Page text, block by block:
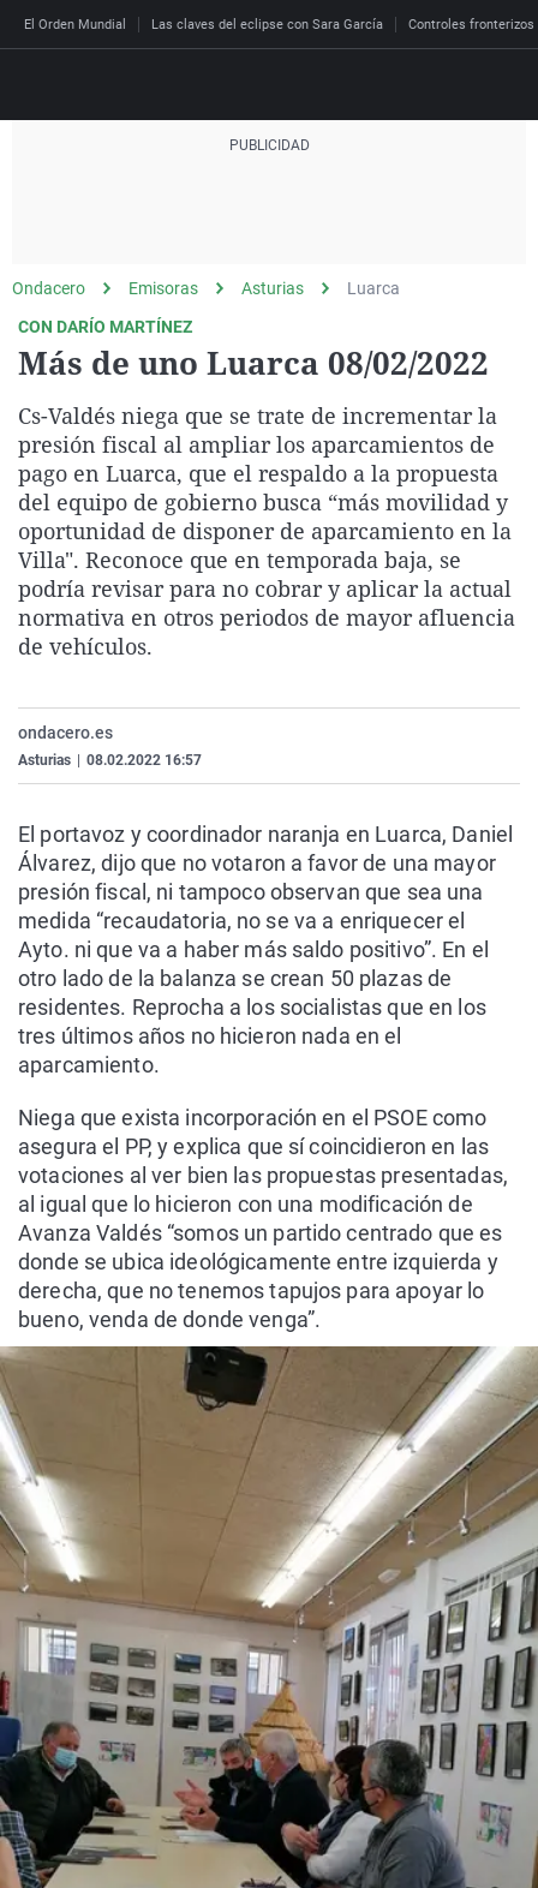
El Orden Mundial Las claves del eclipse con Sara García Controles fronterizos
Julia en la onda
Radioestadio
Radioestadio noche
El colegio invisible
La rosa de los vientos
Gente viajera
Expedientes del más
Invisibles
Prohibido morirse
Esto no ha pasado
Caso
Retornados
Baleares
Cataluña
Comunidad de Madrid
Comunitat Valenciana
Extremadura
Galicia
Economía
Deportes
Tenis
El tiempo
Más noticias
Salud
Ciencia y Tecnología
Gastronomía
Medio ambiente
Virales
Televisión
Ondacero Emisoras Asturias
Luarca
CON DARÍO MARTÍNEZ
Más de uno Luarca 08/02/2022
Cs-Valdés niega que se trate de incrementar la
presión fiscal al ampliar los aparcamientos de
pago en Luarca, que el respaldo a la propuesta
del equipo de gobierno busca “más movilidad y
oportunidad de disponer de aparcamiento en la
Villa". Reconoce que en temporada baja, se
podría revisar para no cobrar y aplicar la actual
normativa en otros periodos de mayor afluencia
de vehículos.
ondacero.es
Asturias 08.02.2022 16:57
El portavoz y coordinador naranja en Luarca, Daniel
Álvarez, dijo que no votaron a favor de una mayor
presión fiscal, ni tampoco observan que sea una
medida “recaudatoria, no se va a enriquecer el
Ayto. ni que va a haber más saldo positivo”. En el
otro lado de la balanza se crean 50 plazas de
residentes. Reprocha a los socialistas que en los
tres últimos años no hicieron nada en el
aparcamiento.
Niega que exista incorporación en el PSOE como
asegura el PP, y explica que sí coincidieron en las
votaciones al ver bien las propuestas presentadas,
al igual que lo hicieron con una modificación de
Avanza Valdés “somos un partido centrado que es
donde se ubica ideológicamente entre izquierda y
derecha, que no tenemos tapujos para apoyar lo
bueno, venda de donde venga”.